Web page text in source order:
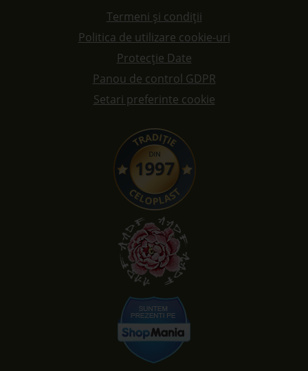
Termeni și condiții
Politica de utilizare cookie-uri
Protecție Date
Panou de control GDPR
Setari preferinte cookie